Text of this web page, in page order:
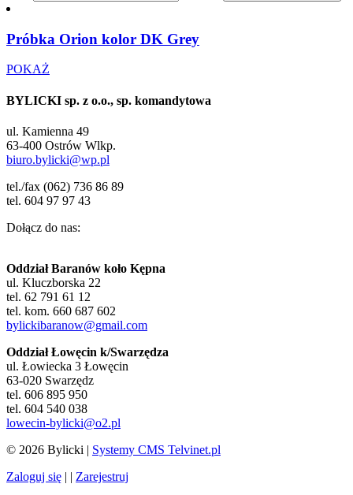
Próbka Orion kolor DK Grey
POKAŻ
BYLICKI sp. z o.o., sp. komandytowa
ul. Kamienna 49
63-400 Ostrów Wlkp.
biuro.bylicki@wp.pl
tel./fax (062) 736 86 89
tel. 604 97 97 43
Dołącz do nas:
Oddział Baranów koło Kępna
ul. Kluczborska 22
tel. 62 791 61 12
tel. kom. 660 687 602
bylickibaranow@gmail.com
Oddział Łowęcin k/Swarzędza
ul. Łowiecka 3 Łowęcin
63-020 Swarzędz
tel. 606 895 950
tel. 604 540 038
lowecin-bylicki@o2.pl
© 2026 Bylicki | Systemy CMS Telvinet.pl
Zaloguj się | | Zarejestruj